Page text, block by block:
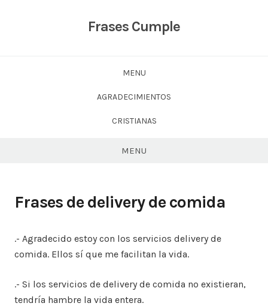
Frases Cumple
MENU
AGRADECIMIENTOS
CRISTIANAS
MENU
Frases de delivery de comida
.- Agradecido estoy con los servicios delivery de
comida. Ellos sí que me facilitan la vida.
.- Si los servicios de delivery de comida no existieran,
tendría hambre la vida entera.